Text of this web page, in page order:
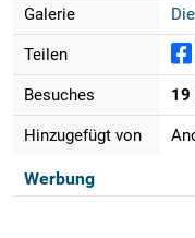
Galerie
Teilen
Besuches 19
Hinzugefügt von
Werbung